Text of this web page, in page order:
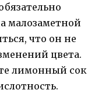
малозаметной
что он не
цвета.
лимонный сок